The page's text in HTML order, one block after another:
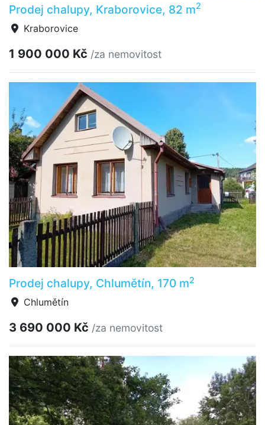
Prodej chalupy, Kraborovice, 82 m2
Kraborovice
1 900 000 Kč /za nemovitost
Prodej chalupy, Chlumětín, 170 m2
Chlumětín
3 690 000 Kč /za nemovitost